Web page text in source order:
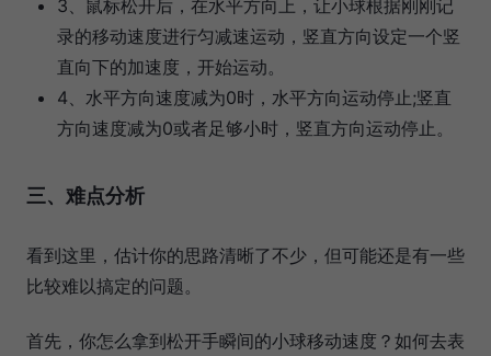
3、鼠标松开后，在水平方向上，让小球根据刚刚记
录的移动速度进行匀减速运动，竖直方向设定一个竖
直向下的加速度，开始运动。
4、水平方向速度减为0时，水平方向运动停止;竖直
方向速度减为0或者足够小时，竖直方向运动停止。
三、难点分析
看到这里，估计你的思路清晰了不少，但可能还是有一些
比较难以搞定的问题。
首先，你怎么拿到松开手瞬间的小球移动速度？如何去表